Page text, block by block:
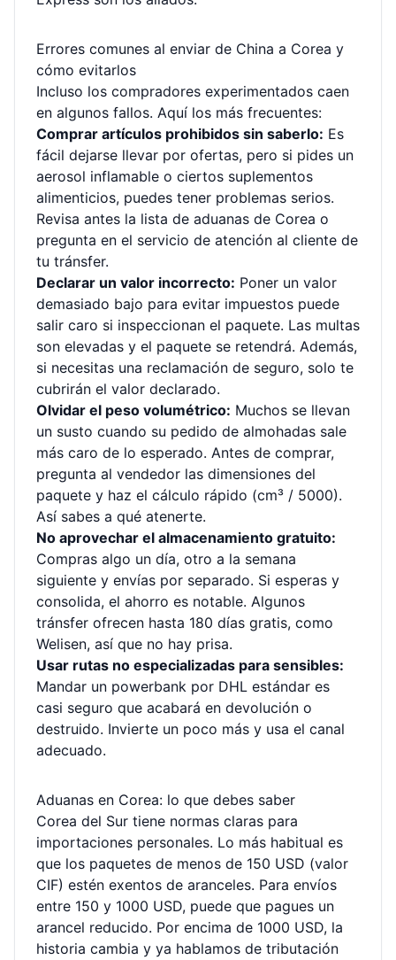
Errores comunes al enviar de China a Corea y
cómo evitarlos
Incluso los compradores experimentados caen
en algunos fallos. Aquí los más frecuentes:
Comprar artículos prohibidos sin saberlo: Es
fácil dejarse llevar por ofertas, pero si pides un
aerosol inflamable o ciertos suplementos
alimenticios, puedes tener problemas serios.
Revisa antes la lista de aduanas de Corea o
pregunta en el servicio de atención al cliente de
tu tránsfer.
Declarar un valor incorrecto: Poner un valor
demasiado bajo para evitar impuestos puede
salir caro si inspeccionan el paquete. Las multas
son elevadas y el paquete se retendrá. Además,
si necesitas una reclamación de seguro, solo te
cubrirán el valor declarado.
Olvidar el peso volumétrico: Muchos se llevan
un susto cuando su pedido de almohadas sale
más caro de lo esperado. Antes de comprar,
pregunta al vendedor las dimensiones del
paquete y haz el cálculo rápido (cm³ / 5000).
Así sabes a qué atenerte.
No aprovechar el almacenamiento gratuito:
Compras algo un día, otro a la semana
siguiente y envías por separado. Si esperas y
consolida, el ahorro es notable. Algunos
tránsfer ofrecen hasta 180 días gratis, como
Welisen, así que no hay prisa.
Usar rutas no especializadas para sensibles:
Mandar un powerbank por DHL estándar es
casi seguro que acabará en devolución o
destruido. Invierte un poco más y usa el canal
adecuado.
Aduanas en Corea: lo que debes saber
Corea del Sur tiene normas claras para
importaciones personales. Lo más habitual es
que los paquetes de menos de 150 USD (valor
CIF) estén exentos de aranceles. Para envíos
entre 150 y 1000 USD, puede que pagues un
arancel reducido. Por encima de 1000 USD, la
historia cambia y ya hablamos de tributación